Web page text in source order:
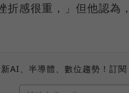
折感很重，」但他認為
AI、半導體、數位趨勢！訂